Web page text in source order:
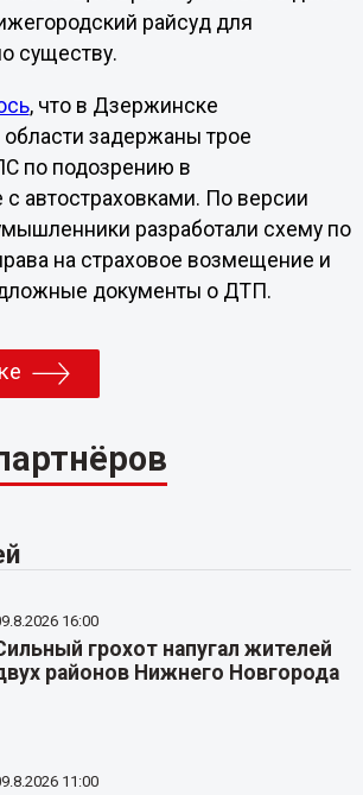
райсуд для
существу.
, что в Дзержинске
задержаны трое
по подозрению в
автостраховками. По версии
разработали схему по
на страховое возмещение и
документы о ДТП.
16:00
грохот напугал жителей
районов Нижнего Новгорода
11:00